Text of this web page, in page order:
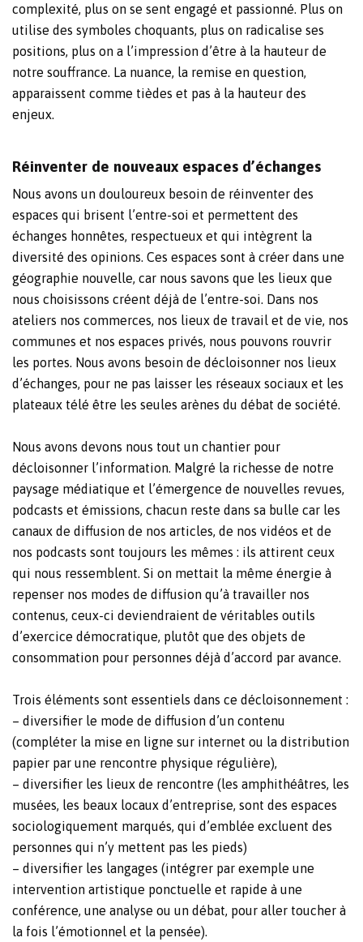
complexité, plus on se sent engagé et passionné. Plus on
utilise des symboles choquants, plus on radicalise ses
positions, plus on a l’impression d’être à la hauteur de
notre souffrance. La nuance, la remise en question,
apparaissent comme tièdes et pas à la hauteur des
enjeux.
Réinventer de nouveaux espaces d’échanges
Nous avons un douloureux besoin de réinventer des
espaces qui brisent l’entre-soi et permettent des
échanges honnêtes, respectueux et qui intègrent la
diversité des opinions. Ces espaces sont à créer dans une
géographie nouvelle, car nous savons que les lieux que
nous choisissons créent déjà de l’entre-soi. Dans nos
ateliers nos commerces, nos lieux de travail et de vie, nos
communes et nos espaces privés, nous pouvons rouvrir
les portes. Nous avons besoin de décloisonner nos lieux
d’échanges, pour ne pas laisser les réseaux sociaux et les
plateaux télé être les seules arènes du débat de société.
Nous avons devons nous tout un chantier pour
décloisonner l’information. Malgré la richesse de notre
paysage médiatique et l’émergence de nouvelles revues,
podcasts et émissions, chacun reste dans sa bulle car les
canaux de diffusion de nos articles, de nos vidéos et de
nos podcasts sont toujours les mêmes : ils attirent ceux
qui nous ressemblent. Si on mettait la même énergie à
repenser nos modes de diffusion qu’à travailler nos
contenus, ceux-ci deviendraient de véritables outils
d’exercice démocratique, plutôt que des objets de
consommation pour personnes déjà d’accord par avance.
Trois éléments sont essentiels dans ce décloisonnement :
– diversifier le mode de diffusion d’un contenu
(compléter la mise en ligne sur internet ou la distribution
papier par une rencontre physique régulière),
– diversifier les lieux de rencontre (les amphithéâtres, les
musées, les beaux locaux d’entreprise, sont des espaces
sociologiquement marqués, qui d’emblée excluent des
personnes qui n’y mettent pas les pieds)
– diversifier les langages (intégrer par exemple une
intervention artistique ponctuelle et rapide à une
conférence, une analyse ou un débat, pour aller toucher à
la fois l’émotionnel et la pensée).